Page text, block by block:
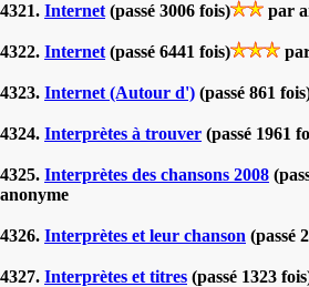
4321. Internet (passé 3006 fois) par
4322. Internet (passé 6441 fois)
4323. Internet (Autour d') (passé 861
4324. Interprètes à trouver (passé 1961
4325. Interprètes des chansons 2008
anonyme
4326. Interprètes et leur chanson (passé
4327. Interprètes et titres (passé 1323